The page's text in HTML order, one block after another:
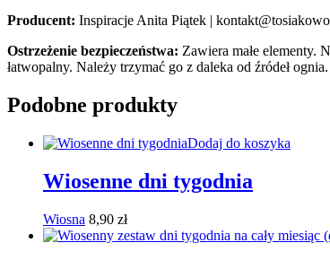
Producent: Inspiracje Anita Piątek |
Ostrzeżenie bezpieczeństwa: Zawiera małe elementy.
łatwopalny. Należy trzymać go z daleka od źródeł ognia.
Podobne produkty
Dodaj do koszyka
Wiosenne dni tygodnia
Wiosna 8,90 zł